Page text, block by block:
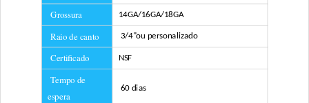
Grossura 14GA/16GA/18GA
Raio de canto 3/4"ou personalizado
Certificado NSF
Tempo de
espera
60 dias